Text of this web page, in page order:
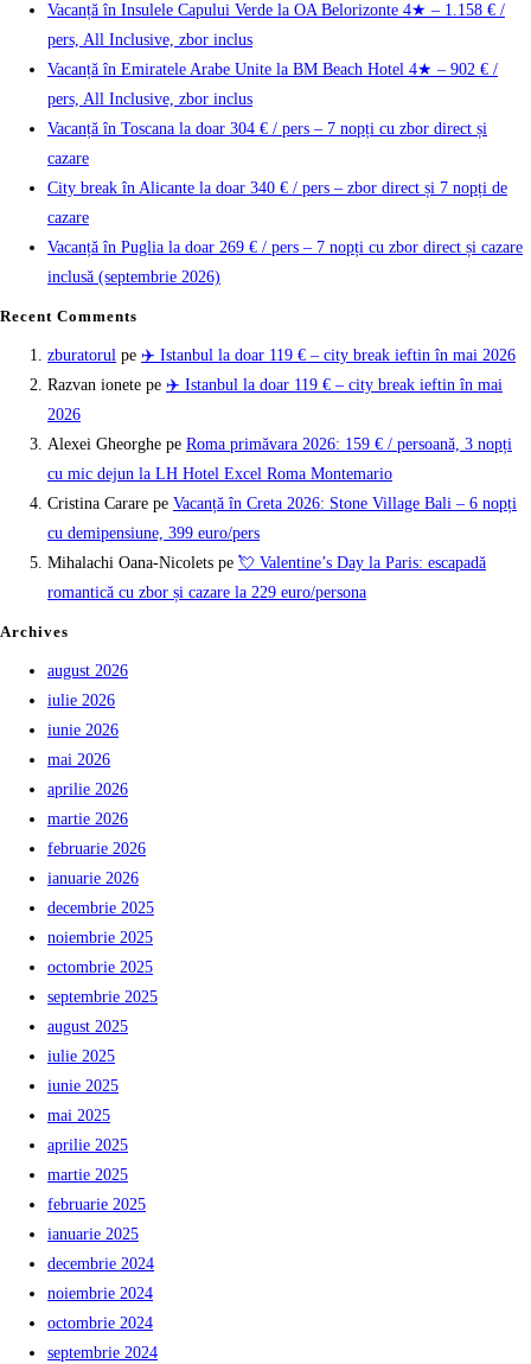
Vacanță în Insulele Capului Verde la OA Belorizonte 4★ – 1.158 € /
pers, All Inclusive, zbor inclus
Vacanță în Emiratele Arabe Unite la BM Beach Hotel 4★ – 902 € /
pers, All Inclusive, zbor inclus
Vacanță în Toscana la doar 304 € / pers – 7 nopți cu zbor direct și
cazare
City break în Alicante la doar 340 € / pers – zbor direct și 7 nopți de
cazare
Vacanță în Puglia la doar 269 € / pers – 7 nopți cu zbor direct și cazare
inclusă (septembrie 2026)
Recent Comments
zburatorul pe ✈️ Istanbul la doar 119 € – city break ieftin în mai 2026
Razvan ionete pe ✈️ Istanbul la doar 119 € – city break ieftin în mai
2026
Alexei Gheorghe pe Roma primăvara 2026: 159 € / persoană, 3 nopți
cu mic dejun la LH Hotel Excel Roma Montemario
Cristina Carare pe Vacanță în Creta 2026: Stone Village Bali – 6 nopți
cu demipensiune, 399 euro/pers
Mihalachi Oana-Nicolets pe 💘 Valentine’s Day la Paris: escapadă
romantică cu zbor și cazare la 229 euro/persona
Archives
august 2026
iulie 2026
iunie 2026
mai 2026
aprilie 2026
martie 2026
februarie 2026
ianuarie 2026
decembrie 2025
noiembrie 2025
octombrie 2025
septembrie 2025
august 2025
iulie 2025
iunie 2025
mai 2025
aprilie 2025
martie 2025
februarie 2025
ianuarie 2025
decembrie 2024
noiembrie 2024
octombrie 2024
septembrie 2024